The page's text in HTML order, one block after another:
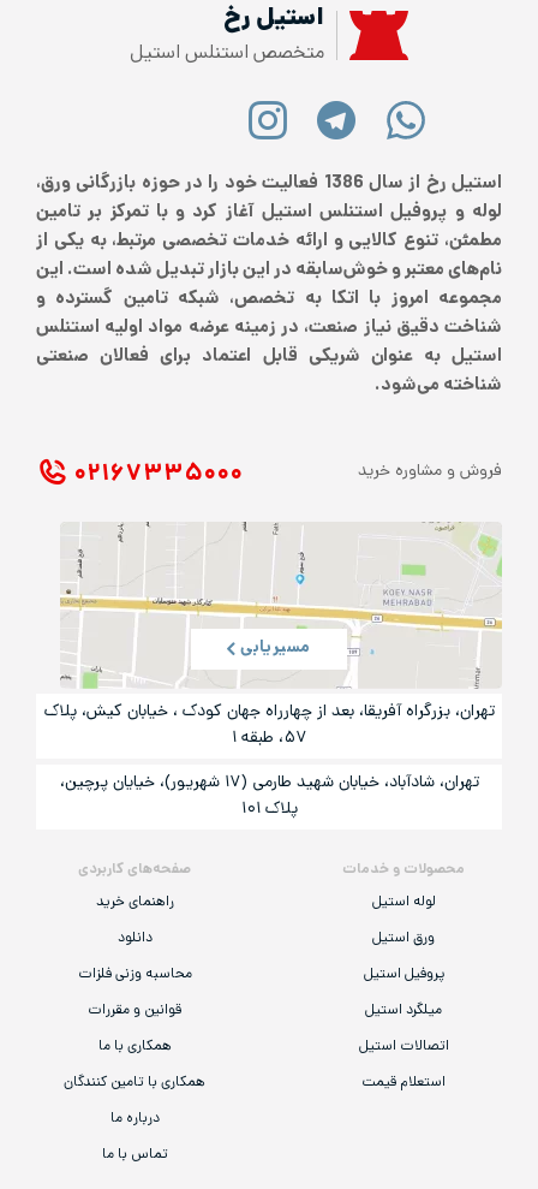
استیل رخ
متخصص استنلس استیل
استیل رخ از سال 1386 فعالیت خود را در حوزه بازرگانی ورق،
لوله و پروفیل استنلس استیل آغاز کرد و با تمرکز بر تامین
مطمئن، تنوع کالایی و ارائه خدمات تخصصی مرتبط، به یکی از
نام‌های معتبر و خوش‌سابقه در این بازار تبدیل شده است. این
مجموعه امروز با اتکا به تخصص، شبکه تامین گسترده و
شناخت دقیق نیاز صنعت، در زمینه عرضه مواد اولیه استنلس
استیل به عنوان شریکی قابل اعتماد برای فعالان صنعتی
شناخته می‌شود.
محصولات و خدمات
لوله استیل
ورق استیل
پروفیل استیل
میلگرد استیل
اتصالات استیل
استعلام قیمت
صفحه‌های کاربردی
راهنمای خرید
دانلود
محاسبه وزنی فلزات
قوانین و مقررات
همکاری با ما
همکاری با تامین کنندگان
درباره ما
تماس با ما
فروش و مشاوره خرید ۰۲۱ ۶۷۳۳۵۰۰۰
مسیریابی
تهران، بزرگراه آفریقا، بعد از چهارراه جهان کودک ، خیابان کیش، پلاک
۵۷، طبقه ۱
تهران، شادآباد، خیابان شهید طارمی (۱۷ شهریور)، خیایان پرچین،
پلاک ۱۰۱